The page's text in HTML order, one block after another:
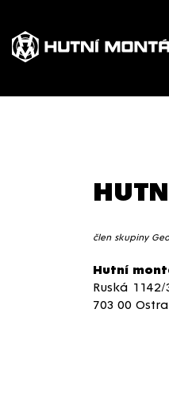
člen skupiny
Hutní
Ruská
703 00